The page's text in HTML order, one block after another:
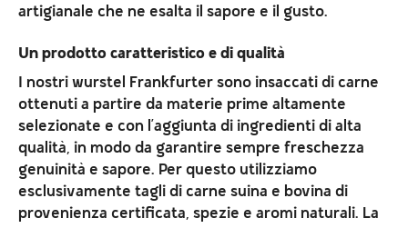
artigianale che ne esalta il sapore e il gusto.
Un prodotto caratteristico e di qualità
I nostri wurstel Frankfurter sono insaccati di carne
ottenuti a partire da materie prime altamente
selezionate e con l’aggiunta di ingredienti di alta
qualità, in modo da garantire sempre freschezza
genuinità e sapore. Per questo utilizziamo
esclusivamente tagli di carne suina e bovina di
provenienza certificata, spezie e aromi naturali. La